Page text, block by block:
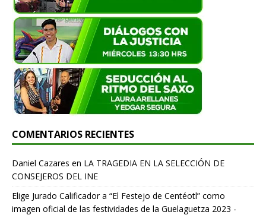
COMENTARIOS RECIENTES
Daniel Cazares en LA TRAGEDIA EN LA SELECCIÓN DE
CONSEJEROS DEL INE
Elige Jurado Calificador a “El Festejo de Centéotl” como
imagen oficial de las festividades de la Guelaguetza 2023 -